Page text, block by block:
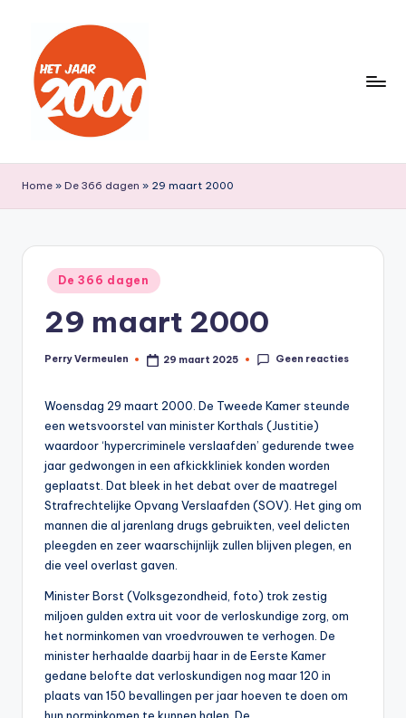
inhoud
e
t
J
0
0
lang
jaar
2000
Home » De 366 dagen » 29 maart 2000
Geplaatst
in
De 366 dagen
29 maart 2000
Geplaatst
Perry Vermeulen 29 maart 2025 Geen reacties
Woensdag 29 maart 2000. De Tweede Kamer steunde
een wetsvoorstel van minister Korthals (Justitie)
waardoor ‘hypercriminele verslaafden’ gedurende twee
jaar gedwongen in een afkickkliniek konden worden
geplaatst. Dat bleek in het debat over de maatregel
Strafrechtelijke Opvang Verslaafden (SOV). Het ging om
mannen die al jarenlang drugs gebruikten, veel delicten
pleegden en zeer waarschijnlijk zullen blijven plegen, en
die veel overlast gaven.
Minister Borst (Volksgezondheid, foto) trok zestig
miljoen gulden extra uit voor de verloskundige zorg, om
het norminkomen van vroedvrouwen te verhogen. De
minister herhaalde daarbij haar in de Eerste Kamer
gedane belofte dat verloskundigen nog maar 120 in
plaats van 150 bevallingen per jaar hoeven te doen om